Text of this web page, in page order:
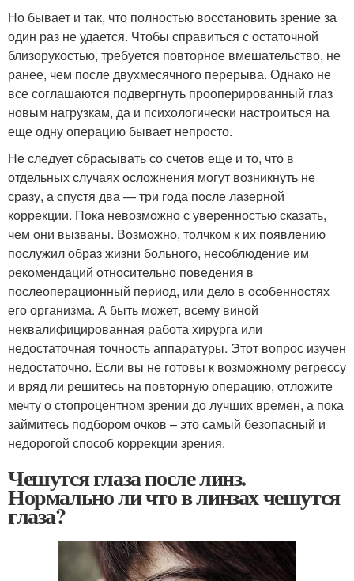
Но бывает и так, что полностью восстановить зрение за
один раз не удается. Чтобы справиться с остаточной
близорукостью, требуется повторное вмешательство, не
ранее, чем после двухмесячного перерыва. Однако не
все соглашаются подвергнуть прооперированный глаз
новым нагрузкам, да и психологически настроиться на
еще одну операцию бывает непросто.
Не следует сбрасывать со счетов еще и то, что в
отдельных случаях осложнения могут возникнуть не
сразу, а спустя два — три года после лазерной
коррекции. Пока невозможно с уверенностью сказать,
чем они вызваны. Возможно, толчком к их появлению
послужил образ жизни больного, несоблюдение им
рекомендаций относительно поведения в
послеоперационный период, или дело в особенностях
его организма. А быть может, всему виной
неквалифицированная работа хирурга или
недостаточная точность аппаратуры. Этот вопрос изучен
недостаточно. Если вы не готовы к возможному регрессу
и вряд ли решитесь на повторную операцию, отложите
мечту о стопроцентном зрении до лучших времен, а пока
займитесь подбором очков – это самый безопасный и
недорогой способ коррекции зрения.
Чешутся глаза после линз.
Нормально ли что в линзах чешутся
глаза?